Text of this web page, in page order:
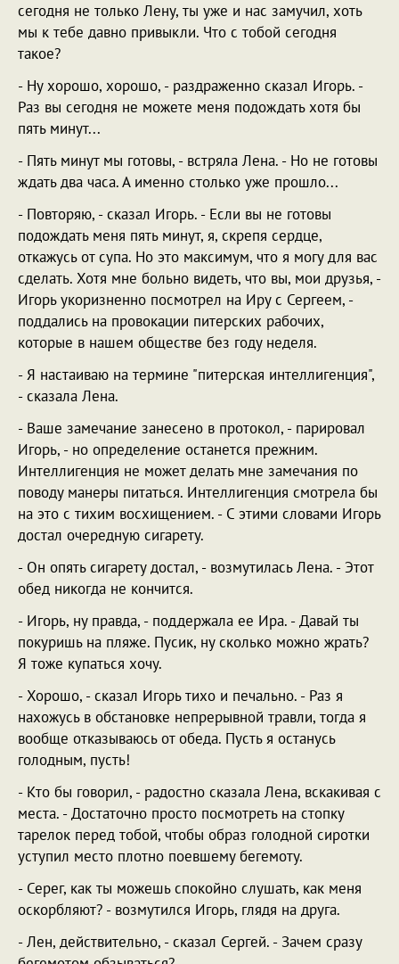
сегодня не только Лену, ты уже и нас замучил, хоть
мы к тебе давно привыкли. Что с тобой сегодня
такое?
- Ну хорошо, хорошо, - раздраженно сказал Игорь. -
Раз вы сегодня не можете меня подождать хотя бы
пять минут...
- Пять минут мы готовы, - встряла Лена. - Но не готовы
ждать два часа. А именно столько уже прошло...
- Повторяю, - сказал Игорь. - Если вы не готовы
подождать меня пять минут, я, скрепя сердце,
откажусь от супа. Но это максимум, что я могу для вас
сделать. Хотя мне больно видеть, что вы, мои друзья, -
Игорь укоризненно посмотрел на Иру с Сергеем, -
поддались на провокации питерских рабочих,
которые в нашем обществе без году неделя.
- Я настаиваю на термине "питерская интеллигенция",
- сказала Лена.
- Ваше замечание занесено в протокол, - парировал
Игорь, - но определение останется прежним.
Интеллигенция не может делать мне замечания по
поводу манеры питаться. Интеллигенция смотрела бы
на это с тихим восхищением. - С этими словами Игорь
достал очередную сигарету.
- Он опять сигарету достал, - возмутилась Лена. - Этот
обед никогда не кончится.
- Игорь, ну правда, - поддержала ее Ира. - Давай ты
покуришь на пляже. Пусик, ну сколько можно жрать?
Я тоже купаться хочу.
- Хорошо, - сказал Игорь тихо и печально. - Раз я
нахожусь в обстановке непрерывной травли, тогда я
вообще отказываюсь от обеда. Пусть я останусь
голодным, пусть!
- Кто бы говорил, - радостно сказала Лена, вскакивая с
места. - Достаточно просто посмотреть на стопку
тарелок перед тобой, чтобы образ голодной сиротки
уступил место плотно поевшему бегемоту.
- Серег, как ты можешь спокойно слушать, как меня
оскорбляют? - возмутился Игорь, глядя на друга.
- Лен, действительно, - сказал Сергей. - Зачем сразу